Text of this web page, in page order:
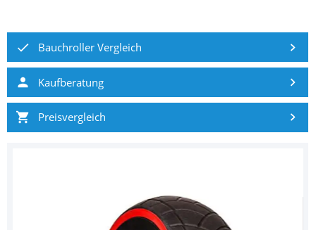
Bauchroller Vergleich
Kaufberatung
Preisvergleich